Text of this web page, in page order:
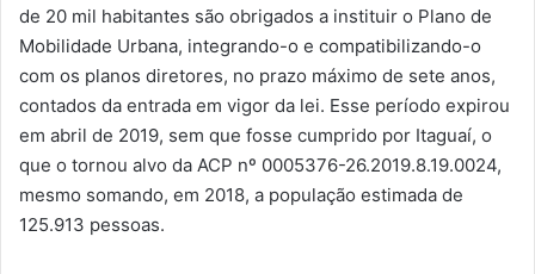
de 20 mil habitantes são obrigados a instituir o Plano de
Mobilidade Urbana, integrando-o e compatibilizando-o
com os planos diretores, no prazo máximo de sete anos,
contados da entrada em vigor da lei. Esse período expirou
em abril de 2019, sem que fosse cumprido por Itaguaí, o
que o tornou alvo da ACP nº 0005376-26.2019.8.19.0024,
mesmo somando, em 2018, a população estimada de
125.913 pessoas.